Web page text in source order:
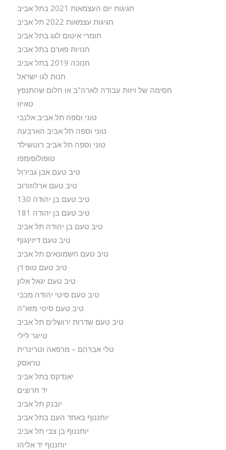
חגיגות יום העצמאות 2021 בתל אביב
חגיגות עצמאות 2022 תל אביב
חומרי איטום לגג בתל אביב
חנויות פארם בתל אביב
חנוכה 2019 בתל אביב
חנות לגו ישראל
חסימה של ויזות עבודה לארה"ב או חלום שהתנפץ
טאיזו
טוני וספה תל אביב אלנבי
טוני וספה תל אביב הארבעה
טוני וספה תל אביב רוטשילד
טופולופומפו
טיב טעם אבן גבירול
טיב טעם ארלוזורוב
טיב טעם בן יהודה 130
טיב טעם בן יהודה 181
טיב טעם בן יהודה תל אביב
טיב טעם דיזינגוף
טיב טעם חשמונאים תל אביב
טיב טעם טופ דן
טיב טעם יגאל אלון
טיב טעם סיטי יהודה מכבי
טיב טעם סיטי מזא"ה
טיב טעם שדרות ירושלים תל אביב
טייגר לילי
טלי אברהם – מרפאה וטרינרית
טראסק
יאנדקס בתל אביב
יד חרוצים
יובנק תל אביב
יוחננוף באחד העם בתל אביב
יוחננוף בן צבי תל אביב
יוחננוף יד אליהו